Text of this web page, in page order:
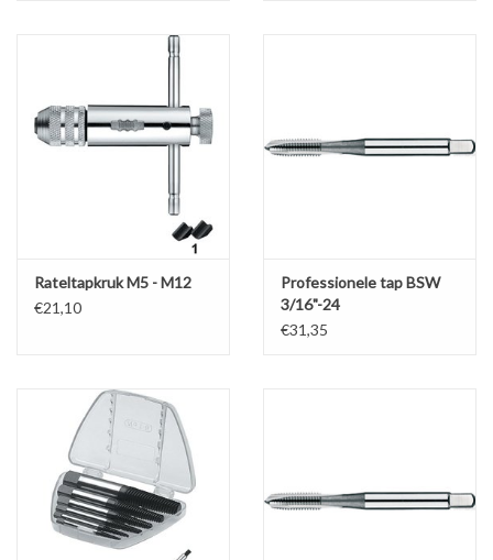
Rateltapkruk M5 - M12
€21,10
Professionele tap BSW
3/16"-24
€31,35